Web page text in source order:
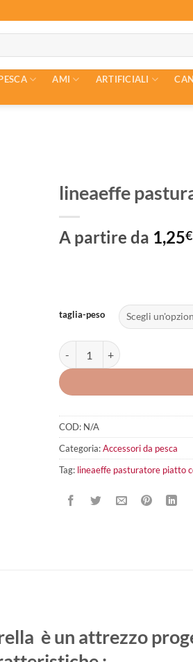
AMI ARTIFICIALI
lineaeffe
A partire da 1,25€
taglia-peso
lineaeffe pasturatore piatto
COD: N/A
Categoria:Accessori da pesca
Tag: lineaeffe pasturatore piatto
è un attrezzo